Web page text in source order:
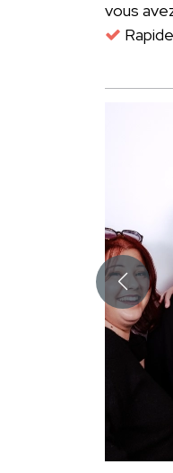
vous
Rapide